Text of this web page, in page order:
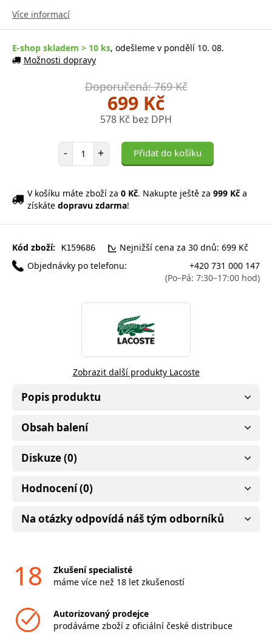
Více informací
E-shop skladem > 10 ks, odešleme v pondělí 10. 08.
Možnosti dopravy
Doporučená: 769 Kč
699 Kč
578 Kč bez DPH
- Počet položek
+ Přidat do košíku
V košíku máte zboží za 0 Kč. Nakupte ještě za 999 Kč a
získáte dopravu zdarma!
Kód zboží: K159686
Nejnižší cena za 30 dnů: 699 Kč
Objednávky po telefonu:
+420 731 000 147
(Po–Pá: 7:30–17:00 hod)
Zobrazit další produkty Lacoste
Popis produktu
Obsah balení
Diskuze (0)
Hodnocení (0)
Na otázky odpovídá náš tým odborníků
18
Zkušení specialisté
máme více než 18 let zkušeností
Autorizovaný prodejce
prodáváme zboží z oficiální české distribuce